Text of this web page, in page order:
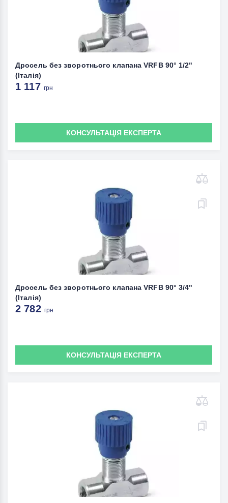
Дросель без зворотнього клапана VRFB 90° 1/2"
(Італія)
1 117 грн
КОНСУЛЬТАЦІЯ ЕКСПЕРТА
Дросель без зворотнього клапана VRFB 90° 3/4"
(Італія)
2 782 грн
КОНСУЛЬТАЦІЯ ЕКСПЕРТА